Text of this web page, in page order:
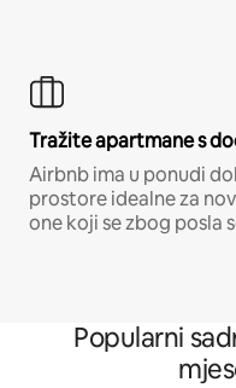
Tražite apartmane s
Airbnb ima u ponudi
prostore idealne za
one koji se zbog posla
Popularni